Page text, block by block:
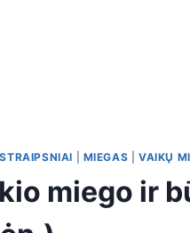
MIEGAS |VAIKŲ
miego ir